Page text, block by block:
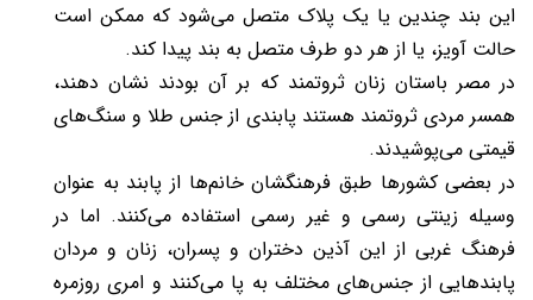
این بند چندین یا یک پلاک متصل می‌شود که ممکن است
حالت آویز، یا از هر دو طرف متصل به بند پیدا کند.
در مصر باستان زنان ثروتمند که بر آن بودند نشان دهند،
همسر مردی ثروتمند هستند پابندی از جنس طلا و سنگ‌های
قیمتی می‌پوشیدند.
در بعضی کشورها طبق فرهنگشان خانم‌ها از پابند به ‌عنوان
وسیله زینتی رسمی و غیر رسمی استفاده می‌کنند. اما در
فرهنگ غربی از این آذین دختران و پسران، زنان و مردان
پابندهایی از جنس‌های مختلف به پا می‌کنند و امری روزمره